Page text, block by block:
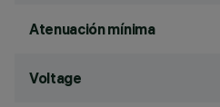
Atenuación mínima
Voltage